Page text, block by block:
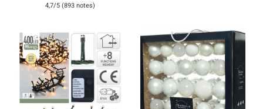
4,7/5 (893 notes)